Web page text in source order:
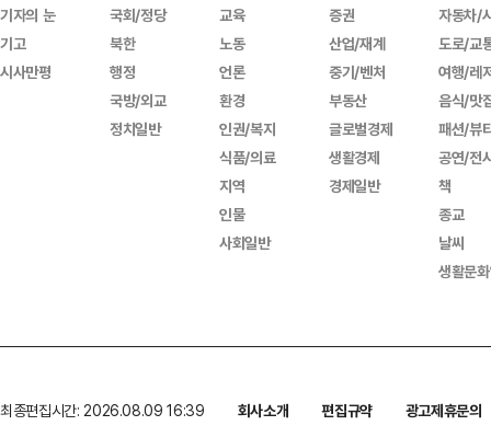
기자의 눈
기고
시사만평
국회/정당
북한
행정
국방/외교
정치일반
교육
노동
언론
환경
인권/복지
식품/의료
지역
인물
사회일반
증권
산업/재계
중기/벤처
부동산
글로벌경제
생활경제
경제일반
자동차/
도로/교
여행/레
음식/맛
패션/뷰
공연/전
책
종교
날씨
생활문
최종편집시간: 2026.08.09 16:39 회사소개 편집규약
광고제휴문의